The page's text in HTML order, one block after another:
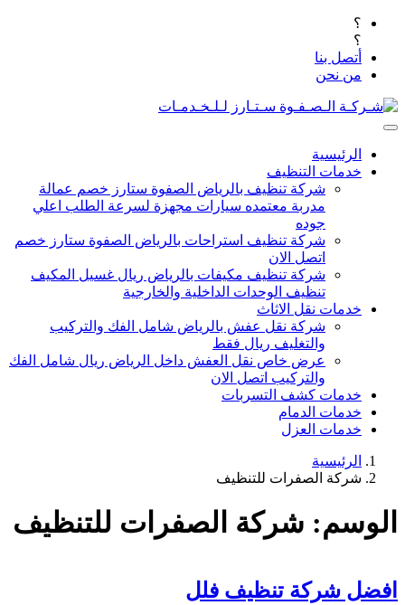
؟
؟
أتصل بنا
من نحن
الرئيسية
خدمات التنظيف
شركة تنظيف بالرياض الصفوة ستارز خصم عمالة
مدربة معتمده سيارات مجهزة لسرعة الطلب اعلي
جوده
شركة تنظيف استراحات بالرياض الصفوة ستارز خصم
اتصل الان
شركة تنظيف مكيفات بالرياض ريال غسيل المكيف
تنظيف الوحدات الداخلية والخارجية
خدمات نقل الاثاث
شركة نقل عفش بالرياض شامل الفك والتركيب
والتغليف ريال فقط
عرض خاص نقل العفش داخل الرياض ريال شامل الفك
والتركيب اتصل الان
خدمات كشف التسربات
خدمات الدمام
خدمات العزل
الرئيسية
شركة الصفرات للتنظيف
الوسم: شركة الصفرات للتنظيف
افضل شركة تنظيف فلل